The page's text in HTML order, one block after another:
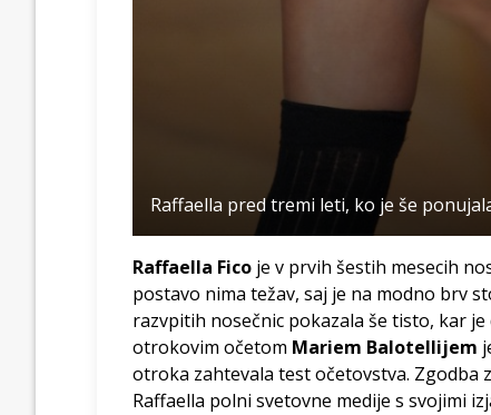
Raffaella pred tremi leti, ko je še
Raffaella Fico je v prvih šestih mesecih
postavo nima težav, saj je na modno brv
razvpitih nosečnic pokazala še tisto, kar
otrokovim očetom Mariem Balotellijem
otroka zahtevala test očetovstva. Zgodba
Raffaella polni svetovne medije s svojimi